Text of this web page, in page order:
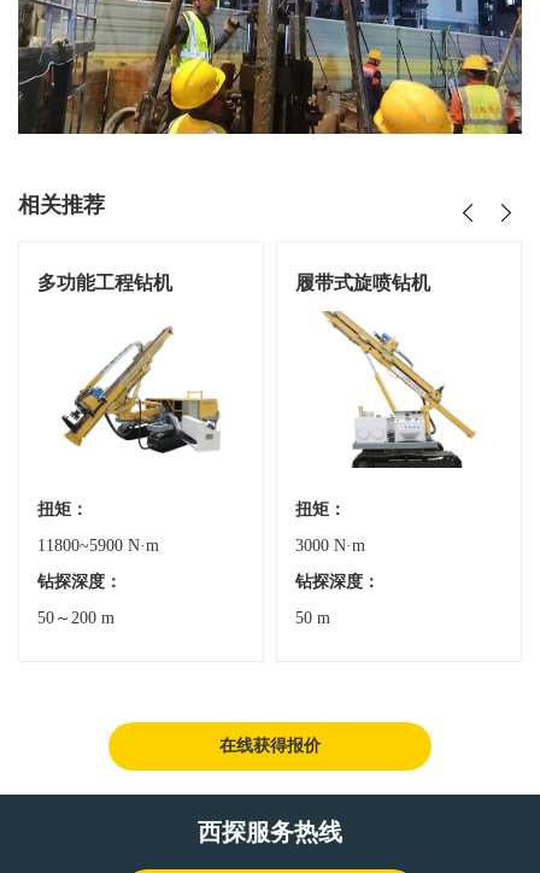
相关推荐
多功能工程钻机
扭矩：
11800~5900 N·m
钻探深度：
50～200 m
履带式旋喷钻机
扭矩：
3000 N·m
钻探深度：
50 m
在线获得报价
西探服务热线